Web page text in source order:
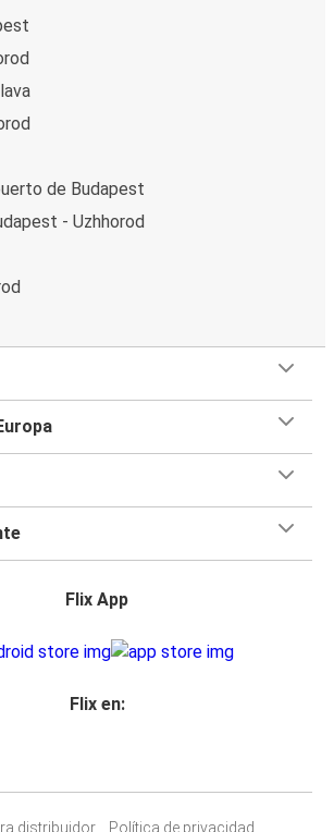
de Budapest
- Uzhhorod
Flix App
Flix en:
distribuidor Política de privacidad